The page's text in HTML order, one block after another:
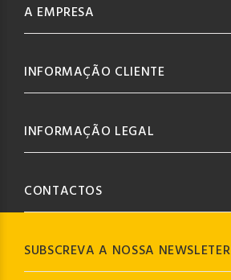
SUBSCREVA A NOSSA NEWSLETER
A EMPRESA
INFORMAÇÃO CLIENTE
INFORMAÇÃO LEGAL
CONTACTOS